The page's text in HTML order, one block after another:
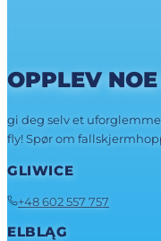
OPPLEV
gi deg selv et
fly! Spør om
GLIWICE
+48 602 557 757
ELBLĄG